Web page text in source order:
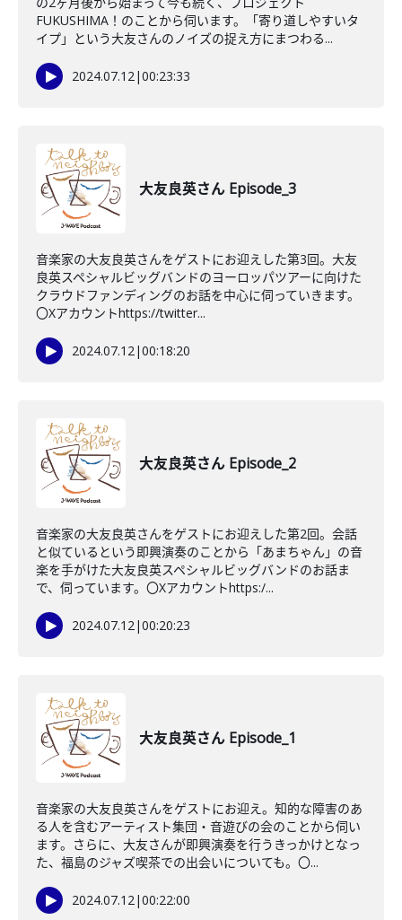
FUKUSHIMA！のことから伺います。「寄り道しやすいタ
イプ」という大友さんのノイズの捉え方にまつわる...
2024.07.12|00:23:33
大友良英さん Episode_3
音楽家の大友良英さんをゲストにお迎えした第3回。大友
良英スペシャルビッグバンドのヨーロッパツアーに向けた
クラウドファンディングのお話を中心に伺っていきます。
〇Xアカウントhttps://twitter...
2024.07.12|00:18:20
大友良英さん Episode_2
音楽家の大友良英さんをゲストにお迎えした第2回。会話
と似ているという即興演奏のことから「あまちゃん」の音
楽を手がけた大友良英スペシャルビッグバンドのお話ま
で、伺っています。〇Xアカウントhttps:/...
2024.07.12|00:20:23
大友良英さん Episode_1
音楽家の大友良英さんをゲストにお迎え。知的な障害のあ
る人を含むアーティスト集団・音遊びの会のことから伺い
ます。さらに、大友さんが即興演奏を行うきっかけとなっ
た、福島のジャズ喫茶での出会いについても。〇...
2024.07.12|00:22:00